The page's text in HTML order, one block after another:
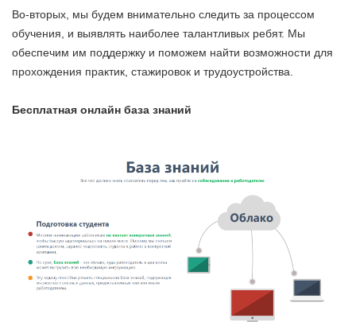
Во-вторых, мы будем внимательно следить за процессом
обучения, и выявлять наиболее талантливых ребят. Мы
обеспечим им поддержку и поможем найти возможности для
прохождения практик, стажировок и трудоустройства.
Бесплатная онлайн база знаний